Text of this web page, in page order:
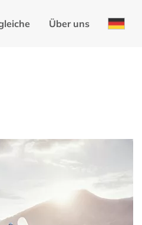
Über uns